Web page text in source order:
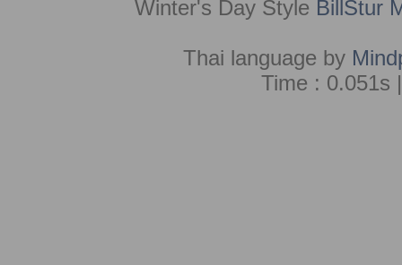
Winter's Day Style BillStur
Thai language by
Time : 0.051s